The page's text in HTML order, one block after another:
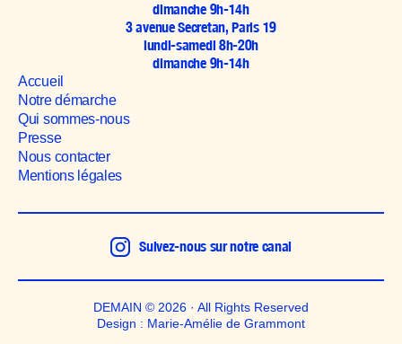
dimanche 9h-14h
3 avenue Secretan, Paris 19
lundi-samedi 8h-20h
dimanche 9h-14h
Accueil
Notre démarche
Qui sommes-nous
Presse
Nous contacter
Mentions légales
Suivez-nous sur notre canal
DEMAIN © 2026 · All Rights Reserved
Design : Marie-Amélie de Grammont